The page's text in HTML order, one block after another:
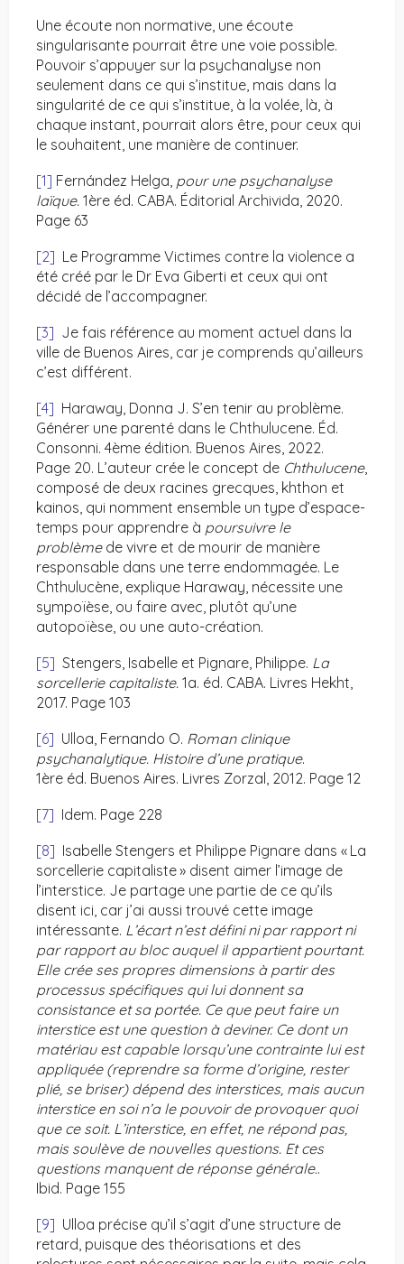
Une écoute non normative, une écoute
singularisante pourrait être une voie possible.
Pouvoir s’appuyer sur la psychanalyse non
seulement dans ce qui s’institue, mais dans la
singularité de ce qui s’institue, à la volée, là, à
chaque instant, pourrait alors être, pour ceux qui
le souhaitent, une manière de continuer.
[1] Fernández Helga, pour une psychanalyse
laïque. 1ère éd. CABA. Éditorial Archivida, 2020.
Page 63
[2] Le Programme Victimes contre la violence a
été créé par le Dr Eva Giberti et ceux qui ont
décidé de l’accompagner.
[3] Je fais référence au moment actuel dans la
ville de Buenos Aires, car je comprends qu’ailleurs
c’est différent.
[4] Haraway, Donna J. S’en tenir au problème.
Générer une parenté dans le Chthulucene. Éd.
Consonni. 4ème édition. Buenos Aires, 2022.
Page 20. L’auteur crée le concept de Chthulucene,
composé de deux racines grecques, khthon et
kainos, qui nomment ensemble un type d’espace-
temps pour apprendre à poursuivre le
problèmede vivre et de mourir de manière
responsable dans une terre endommagée. Le
Chthulucène, explique Haraway, nécessite une
sympoïèse, ou faire avec, plutôt qu’une
autopoïèse, ou une auto-création.
[5] Stengers, Isabelle et Pignare, Philippe. La
sorcellerie capitaliste. 1a. éd. CABA. Livres Hekht,
2017. Page 103
[6] Ulloa, Fernando O. Roman clinique
psychanalytique. Histoire d’une pratique.
1ère éd. Buenos Aires. Livres Zorzal, 2012. Page 12
[7] Idem. Page 228
[8] Isabelle Stengers et Philippe Pignare dans « La
sorcellerie capitaliste » disent aimer l’image de
l’interstice. Je partage une partie de ce qu’ils
disent ici, car j’ai aussi trouvé cette image
intéressante. L’écart n’est défini ni par rapport ni
par rapport au bloc auquel il appartient pourtant.
Elle crée ses propres dimensions à partir des
processus spécifiques qui lui donnent sa
consistance et sa portée. Ce que peut faire un
interstice est une question à deviner. Ce dont un
matériau est capable lorsqu’une contrainte lui est
appliquée (reprendre sa forme d’origine, rester
plié, se briser) dépend des interstices, mais aucun
interstice en soi n’a le pouvoir de provoquer quoi
que ce soit. L’interstice, en effet, ne répond pas,
mais soulève de nouvelles questions. Et ces
questions manquent de réponse générale..
Ibid. Page 155
[9] Ulloa précise qu’il s’agit d’une structure de
retard, puisque des théorisations et des